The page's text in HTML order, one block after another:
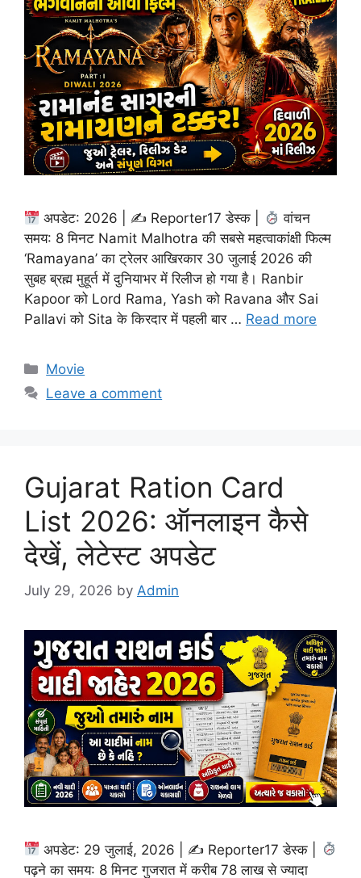
अपडेट: 2026 | ✍ Reporter17 डेस्क |
वांचन
समय: 8 मिनट Namit Malhotra की सबसे महत्वाकांक्षी फिल्म
‘Ramayana’ का ट्रेलर आखिरकार 30 जुलाई 2026 की
सुबह ब्रह्म मुहूर्त में दुनियाभर में रिलीज हो गया है। Ranbir
Kapoor को Lord Rama, Yash को Ravana और Sai
Pallavi को Sita के किरदार में पहली बार … Read more
Categories
Movie
Leave a comment
Gujarat Ration Card
List 2026: ऑनलाइन कैसे
देखें, लेटेस्ट अपडेट
July 29, 2026 by Admin
अपडेट: 29 जुलाई, 2026 | ✍ Reporter17 डेस्क |
पढ़ने का समय: 8 मिनट गुजरात में करीब 78 लाख से ज्यादा